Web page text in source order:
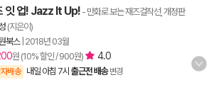
잇 업! Jazz It Up! - 만화로 보는 재즈걸작선, 개정판
(지은이)
북스| 2018년 03월
원 (10% 할인 / 900원) 4.0
배송 내일 아침 7시 출근전 배송 변경